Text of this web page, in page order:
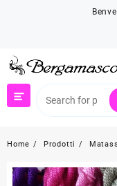
Home Prodotti